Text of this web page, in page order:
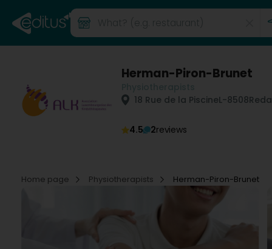
Herman-Piron-Brunet
18 Rue de la PiscineL-8508
4.5 2reviews
Home page Physiotherapists Herman-Piron-Brunet